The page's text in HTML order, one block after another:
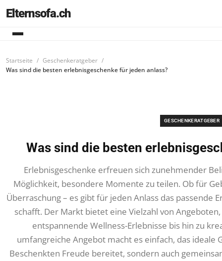
Elternsofa.ch
Startseite
Geschenkeratgeber
Was sind die besten erlebnisgeschenke für jeden anlass?
GESCHENKERATGEBER
Was sind die besten
Erlebnisgeschenke erfreuen sich zunehmender
Möglichkeit, besondere Momente zu teilen. Ob für
Überraschung – es gibt für jeden Anlass das passende
schafft. Der Markt bietet eine Vielzahl von
entspannende Wellness-Erlebnisse bis hin zu
umfangreiche Angebot macht es einfach, das ideale
Beschenkten Freude bereitet, sondern auch